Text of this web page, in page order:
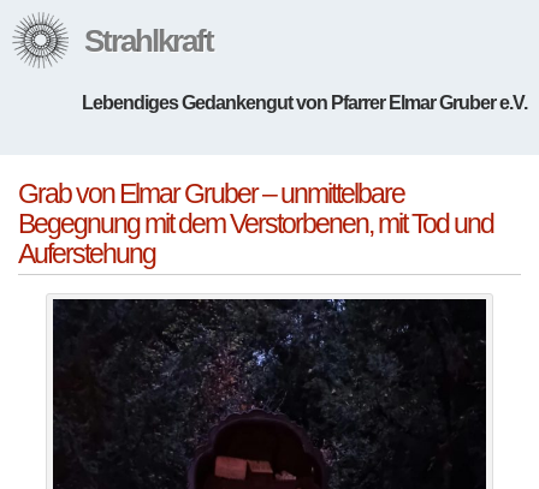
Strahlkraft
Lebendiges Gedankengut von Pfarrer Elmar Gruber e.V.
Grab von Elmar Gruber – unmittelbare
Begegnung mit dem Verstorbenen, mit Tod und
Auferstehung